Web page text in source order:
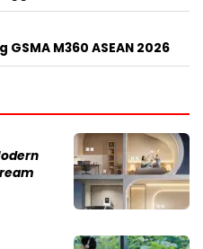
M360 ASEAN 2026